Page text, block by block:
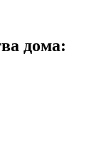
дома: